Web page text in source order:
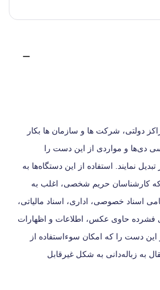
دولتی، شرکت ها و سازمان ها بکار
دی‌ها و مواردی از این دست را
نمایند. استفاده از این دستگاه‌ها به
کارشناسان حریم شخصی، اغلب به
اسناد خصوصی، اداری، اسناد مالیاتی،
فشرده حاوی عکس، اطلاعات و اظهارات
دست را که امکان سوءاستفاده از
به زباله‌دانی به شکل غیرقابل